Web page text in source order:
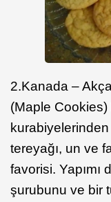
2.Kanada –
(Maple Cookies)
tereyağı, un ve
favorisi. Yapımı
şurubunu ve bir